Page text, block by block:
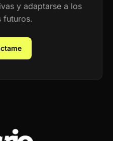
y adaptarse a los
futuros.